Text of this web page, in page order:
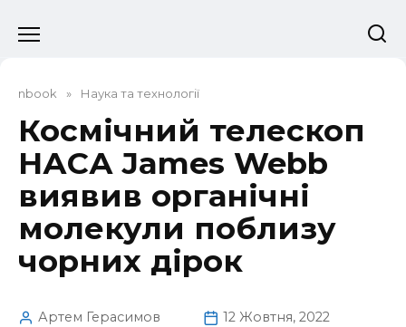
до
nbook » Наука та технології
Космічний телескоп
НАСА James Webb
виявив органічні
молекули поблизу
чорних дірок
Артем Герасимов 12 Жовтня, 2022